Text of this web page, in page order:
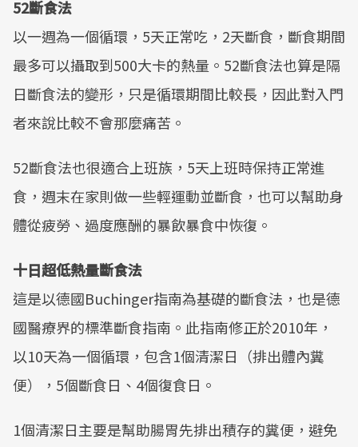
52斷食法
以一週為一個循環，5天正常吃，2天斷食，斷食期間
最多可以攝取到500大卡的熱量。52斷食法也算是隔
日斷食法的變形，只是循環期間比較長，因此對入門
者來說比較不會那麼痛苦。
52斷食法也很適合上班族，5天上班時保持正常進
食，週末在家則做一些輕運動並斷食，也可以幫助身
體從疲勞、過度應酬的暴飲暴食中恢復。
十日超低熱量斷食法
這是以德國Buchinger指南為基礎的斷食法，也是德
國醫療界的標準斷食指南。此指南修正於2010年，
以10天為一個循環，包含1個清潔日（排出體內糞
便），5個斷食日、4個復食日。
1個清潔日主要是幫助腸胃先排出積存的糞便，避免